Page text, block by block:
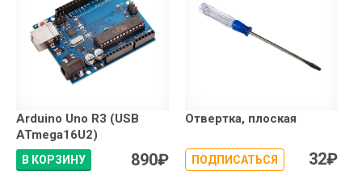
Arduino Uno R3 (USB
ATmega16U2)
В КОРЗИНУ 890₽
Отвертка, плоская
ПОДПИСАТЬСЯ 32₽